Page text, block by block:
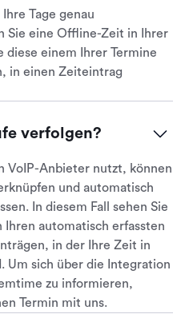
Tage genau
Sie eine Offline-Zeit in Ihrer
diese einem Ihrer Termine
in einen Zeiteintrag
verfolgen?
VoIP-Anbieter nutzt, können
und automatisch
In diesem Fall sehen Sie
Ihren automatisch erfassten
in der Ihre Zeit in
Um sich über die Integration
zu informieren,
Termin mit uns.